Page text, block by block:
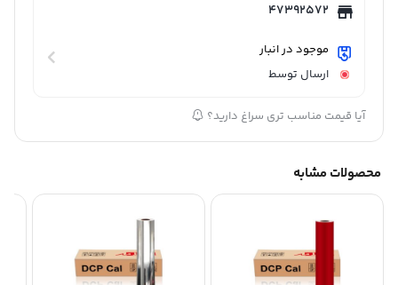
47392572
موجود در انبار
ارسال توسط
آیا قیمت مناسب تری سراغ دارید؟
محصولات مشابه